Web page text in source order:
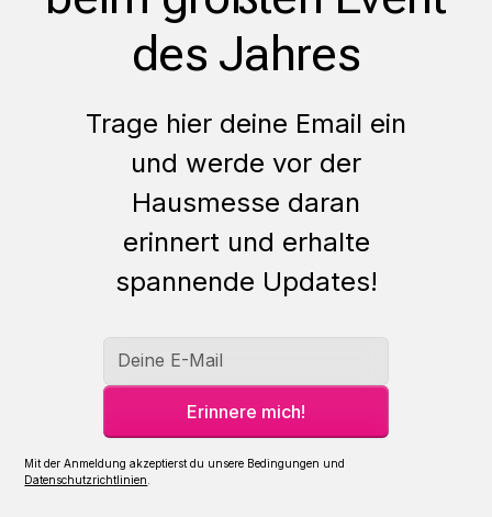
des Jahres
Trage hier deine Email ein
und werde vor der
Hausmesse daran
erinnert und erhalte
spannende Updates!
Mit der Anmeldung akzeptierst du unsere Bedingungen und
Datenschutzrichtlinien